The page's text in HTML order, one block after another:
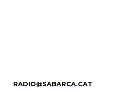
RADIO@SABARCA.CAT